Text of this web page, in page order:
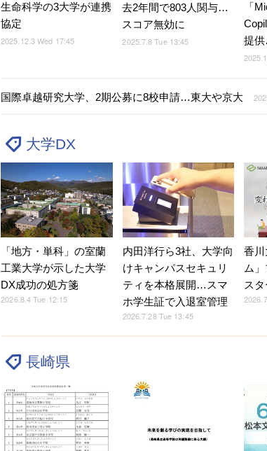
生命科学の3大学が連携
協定
2025.12.3 Wed 17:45
去2年間で803人関与…
スコア無効に
2025.7.8 Tue 13:45
「
提
国際卓越研究大学、2期公募に8校申請…東大や京大
大学DX
「地方・単科」の室蘭
工業大学が示した大学
DX成功の処方箋
2026.8.4 Tue 12:15
内田洋行ら3社、大学向
けキャンパスセキュリ
ティを本格展開…スマ
ホ学生証で入退室管理
2026.7.28 Tue 13:45
香川
ム
ス
長崎県